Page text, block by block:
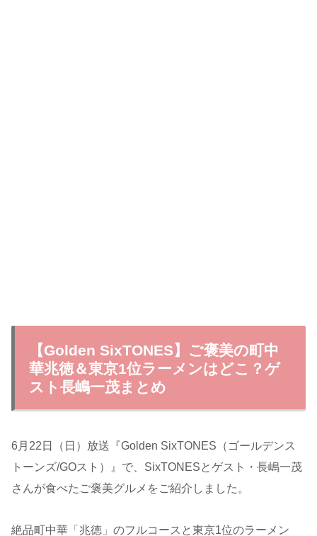
【Golden SixTONES】ご褒美の町中
華兆徳＆東京1位ラーメンはどこ？ゲ
スト長嶋一茂まとめ
6月22日（日）放送『Golden SixTONES（ゴールデンス
トーンズ/GOスト ）』で、SixTONESとゲスト・長嶋一茂
さんが食べたご褒美グルメをご紹介しました。
絶品町中華「兆徳」のフルコースと東京1位のラーメン